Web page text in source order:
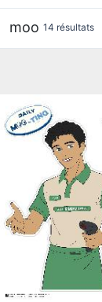
moo 14 résultats